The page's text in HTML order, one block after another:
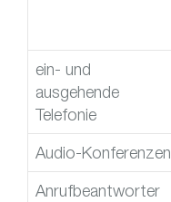
ein- und
ausgehende
Telefonie
Audio-Konferenzen
Anrufbeantworter